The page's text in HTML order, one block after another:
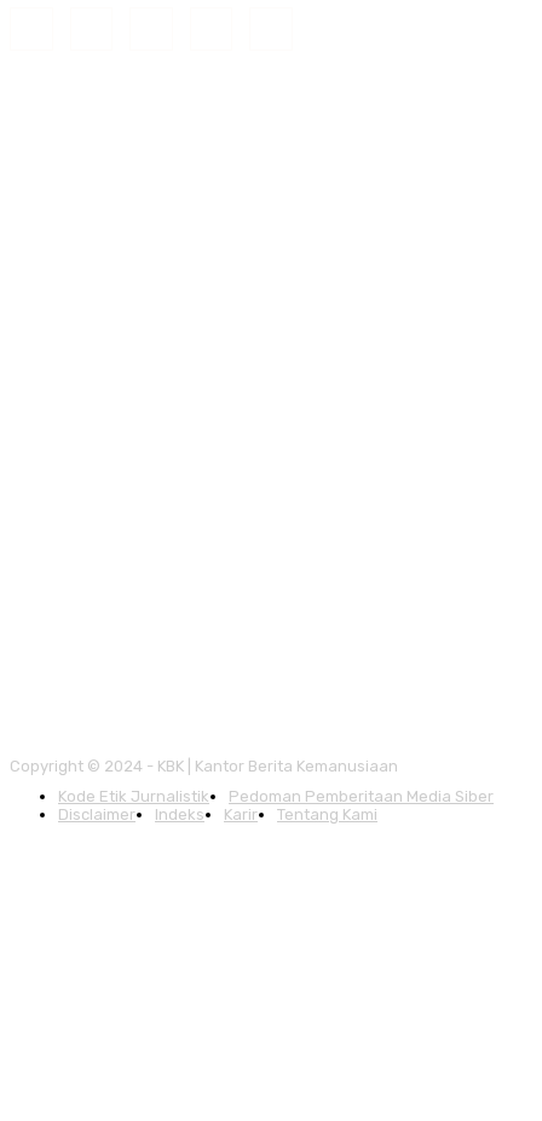
Copyright © 2024 - KBK | Kantor Berita Kemanusiaan
Kode Etik Jurnalistik
Pedoman Pemberitaan Media Siber
Disclaimer
Indeks Karir Tentang Kami